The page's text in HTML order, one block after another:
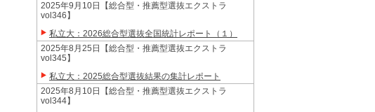
2025年9月10日【総合型・推薦型選抜エクストラ
vol346】
私立大：2026総合型選抜全国統計レポート（１）
2025年8月25日【総合型・推薦型選抜エクストラ
vol345】
私立大：2025総合型選抜結果の集計レポート
2025年8月10日【総合型・推薦型選抜エクストラ
vol344】